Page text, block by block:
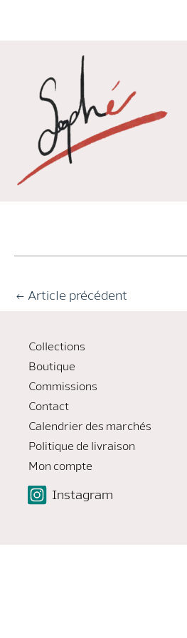
contenu
Post
← Article précédent
Collections
Boutique
Commissions
Contact
Calendrier des marchés
Politique de livraison
Mon compte
Instagram